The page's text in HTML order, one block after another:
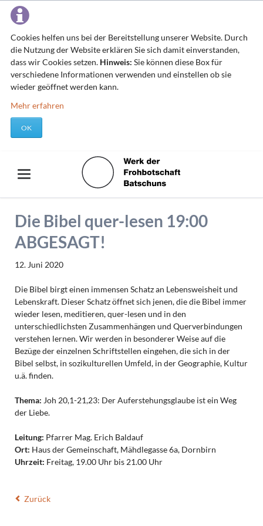
Cookies helfen uns bei der Bereitstellung unserer Website. Durch
die Nutzung der Website erklären Sie sich damit einverstanden,
dass wir Cookies setzen. Hinweis: Sie können diese Box für
verschiedene Informationen verwenden und einstellen ob sie
wieder geöffnet werden kann.
Mehr erfahren
OK
Die Bibel quer-lesen 19:00
ABGESAGT!
12. Juni 2020
Die Bibel birgt einen immensen Schatz an Lebensweisheit und
Lebenskraft. Dieser Schatz öffnet sich jenen, die die Bibel immer
wieder lesen, meditieren, quer-lesen und in den
unterschiedlichsten Zusammenhängen und Querverbindungen
verstehen lernen. Wir werden in besonderer Weise auf die
Bezüge der einzelnen Schriftstellen eingehen, die sich in der
Bibel selbst, in sozikulturellen Umfeld, in der Geographie, Kultur
u.ä. finden.
Thema: Joh 20,1-21,23: Der Auferstehungsglaube ist ein Weg
der Liebe.
Leitung: Pfarrer Mag. Erich Baldauf
Ort: Haus der Gemeinschaft, Mähdlegasse 6a, Dornbirn
Uhrzeit: Freitag, 19.00 Uhr bis 21.00 Uhr
Zurück